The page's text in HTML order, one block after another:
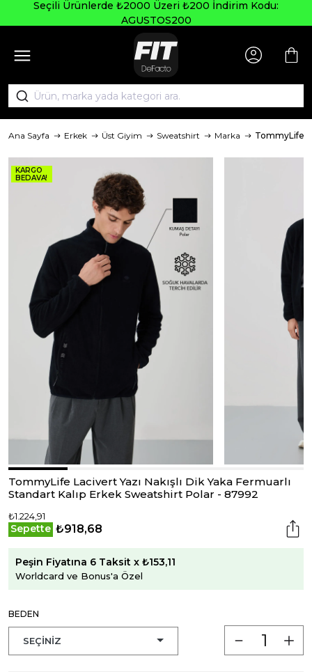
Seçili Ürünlerde ₺2000 Üzeri ₺200 İndirim Kodu:
AGUSTOS200
Ana Sayfa Erkek Üst Giyim Sweatshirt Marka TommyLife
KARGO
BEDAVA!
TommyLife Lacivert Yazı Nakışlı Dik Yaka Fermuarlı
Standart Kalıp Erkek Sweatshirt Polar - 87992
₺1.224,91
Sepette ₺918,68
Peşin Fiyatına 6 Taksit x ₺153,11
Worldcard ve Bonus'a Özel
BEDEN